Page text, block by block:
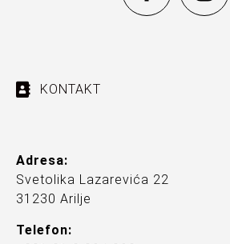
KONTAKT
Adresa:
Svetolika Lazarevića 22
31230 Arilje
Telefon: